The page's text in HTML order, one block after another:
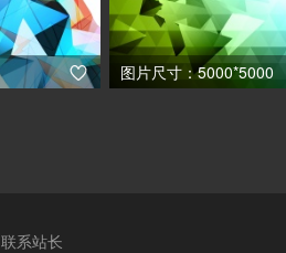
 图片尺寸：5000*5000
联系站长